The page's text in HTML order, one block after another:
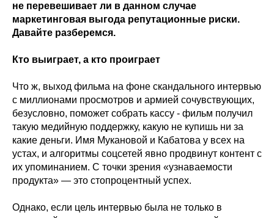
не перевешивает ли в данном случае
маркетинговая выгода репутационные риски.
Давайте разберемся.
Кто выиграет, а кто проиграет
Что ж, выход фильма на фоне скандального интервью
с миллионами просмотров и армией сочувствующих,
безусловно, поможет собрать кассу - фильм получил
такую медийную поддержку, какую не купишь ни за
какие деньги. Имя Мукановой и Кабатова у всех на
устах, и алгоритмы соцсетей явно продвинут контент с
их упоминанием. С точки зрения «узнаваемости
продукта» — это стопроцентный успех.
Однако, если цель интервью была не только в